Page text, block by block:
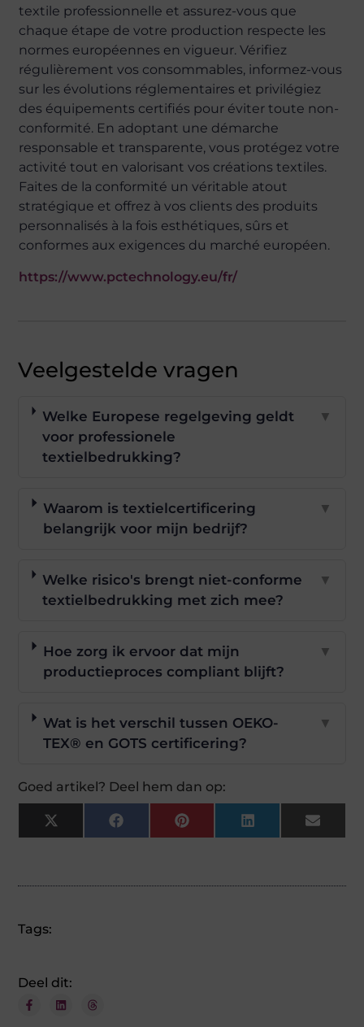
textile professionnelle et assurez-vous que
chaque étape de votre production respecte les
normes européennes en vigueur. Vérifiez
régulièrement vos consommables, informez-vous
sur les évolutions réglementaires et privilégiez
des équipements certifiés pour éviter toute non-
conformité. En adoptant une démarche
responsable et transparente, vous protégez votre
activité tout en valorisant vos créations textiles.
Faites de la conformité un véritable atout
stratégique et offrez à vos clients des produits
personnalisés à la fois esthétiques, sûrs et
conformes aux exigences du marché européen.
https://www.pctechnology.eu/fr/
Veelgestelde vragen
Welke Europese regelgeving geldt
voor professionele
textielbedrukking?
▼
Waarom is textielcertificering
belangrijk voor mijn bedrijf?
▼
Welke risico's brengt niet-conforme
textielbedrukking met zich mee?
▼
Hoe zorg ik ervoor dat mijn
productieproces compliant blijft?
▼
Wat is het verschil tussen OEKO-
TEX® en GOTS certificering?
▼
Goed artikel? Deel hem dan op:
X
(Twitter)
FacebookPinterestLinkedInEmail
Tags:
Deel dit: